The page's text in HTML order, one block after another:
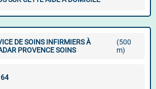
DE SOINS INFIRMIERS À
PROVENCE SOINS
(500
m)